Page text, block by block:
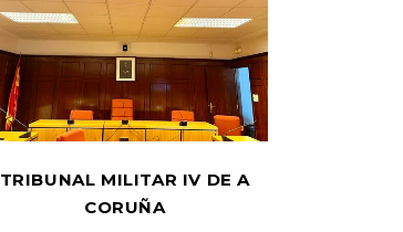
TRIBUNAL MILITAR IV DE A
CORUÑA